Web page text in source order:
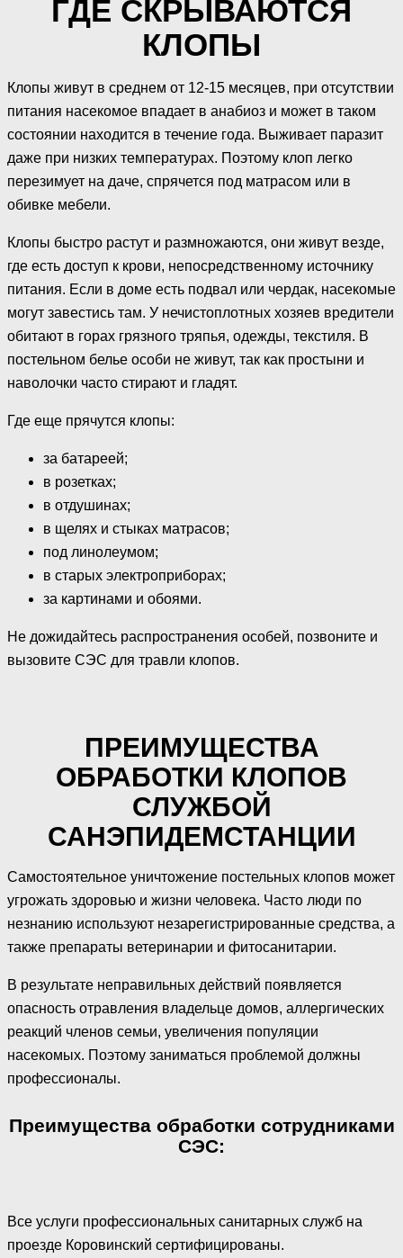
ГДЕ СКРЫВАЮТСЯ
КЛОПЫ
Клопы живут в среднем от 12-15 месяцев, при отсутствии
питания насекомое впадает в анабиоз и может в таком
состоянии находится в течение года. Выживает паразит
даже при низких температурах. Поэтому клоп легко
перезимует на даче, спрячется под матрасом или в
обивке мебели.
Клопы быстро растут и размножаются, они живут везде,
где есть доступ к крови, непосредственному источнику
питания. Если в доме есть подвал или чердак, насекомые
могут завестись там. У нечистоплотных хозяев вредители
обитают в горах грязного тряпья, одежды, текстиля. В
постельном белье особи не живут, так как простыни и
наволочки часто стирают и гладят.
Где еще прячутся клопы:
за батареей;
в розетках;
в отдушинах;
в щелях и стыках матрасов;
под линолеумом;
в старых электроприборах;
за картинами и обоями.
Не дожидайтесь распространения особей, позвоните и
вызовите СЭС для травли клопов.
ПРЕИМУЩЕСТВА
ОБРАБОТКИ КЛОПОВ
СЛУЖБОЙ
САНЭПИДЕМСТАНЦИИ
Самостоятельное уничтожение постельных клопов может
угрожать здоровью и жизни человека. Часто люди по
незнанию используют незарегистрированные средства, а
также препараты ветеринарии и фитосанитарии.
В результате неправильных действий появляется
опасность отравления владельце домов, аллергических
реакций членов семьи, увеличения популяции
насекомых. Поэтому заниматься проблемой должны
профессионалы.
Преимущества обработки сотрудниками
СЭС:
Все услуги профессиональных санитарных служб на
проезде Коровинский сертифицированы.